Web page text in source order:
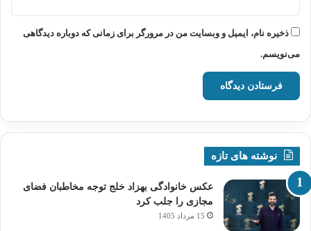
ذخیره نام، ایمیل و وبسایت من در مرورگر برای زمانی که دوباره دیدگاهی
می‌نویسم.
نوشته های تازه
عکس خانوادگی بهزاد خلج توجه مخاطبان فضای
مجازی را جلب کرد
15 مرداد 1405